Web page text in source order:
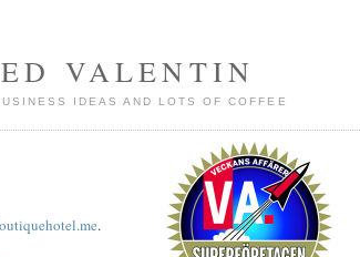
VALENTIN
IDEAS AND LOTS OF COFFEE
.